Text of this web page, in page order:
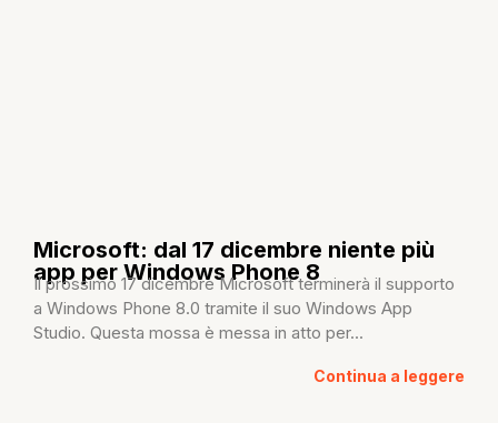
Microsoft: dal 17 dicembre niente più
app per Windows Phone 8
Il prossimo 17 dicembre Microsoft terminerà il supporto
a Windows Phone 8.0 tramite il suo Windows App
Studio. Questa mossa è messa in atto per...
Continua a leggere